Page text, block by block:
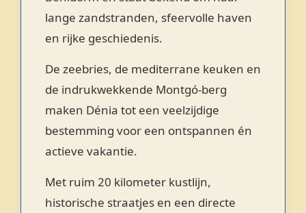
lange zandstranden, sfeervolle haven
en rijke geschiedenis.
De zeebries, de mediterrane keuken en
de indrukwekkende Montgó-berg
maken Dénia tot een veelzijdige
bestemming voor een ontspannen én
actieve vakantie.
Met ruim 20 kilometer kustlijn,
historische straatjes en een directe